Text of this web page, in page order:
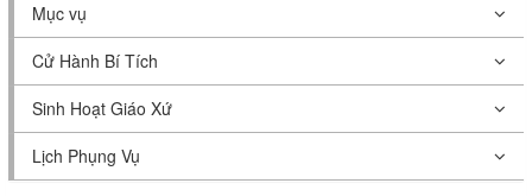
Mục vụ
Cử Hành Bí Tích
Sinh Hoạt Giáo Xứ
Lịch Phụng Vụ